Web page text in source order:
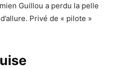
Guillou a perdu la pelle
Privé de « pilote »